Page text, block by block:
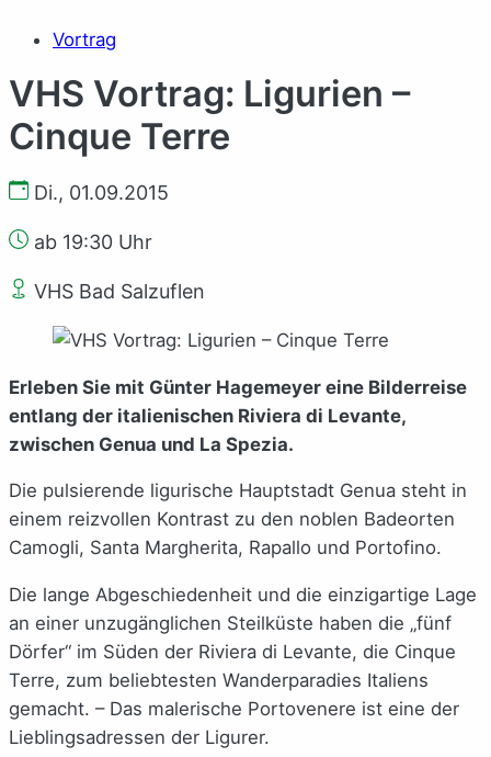
Vortrag
VHS Vortrag: Ligurien –
Cinque Terre
Di., 01.09.2015
ab 19:30 Uhr
VHS Bad Salzuflen
Erleben Sie mit Günter Hagemeyer eine Bilderreise
entlang der italienischen Riviera di Levante,
zwischen Genua und La Spezia.
Die pulsierende ligurische Hauptstadt Genua steht in
einem reizvollen Kontrast zu den noblen Badeorten
Camogli, Santa Margherita, Rapallo und Portofino.
Die lange Abgeschiedenheit und die einzigartige Lage
an einer unzugänglichen Steilküste haben die „fünf
Dörfer“ im Süden der Riviera di Levante, die Cinque
Terre, zum beliebtesten Wanderparadies Italiens
gemacht. – Das malerische Portovenere ist eine der
Lieblingsadressen der Ligurer.